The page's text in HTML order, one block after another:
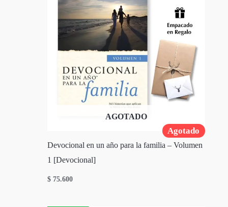
Agotado
AGOTADO
Devocional en un año para la familia – Volumen
1 [Devocional]
$ 75.600